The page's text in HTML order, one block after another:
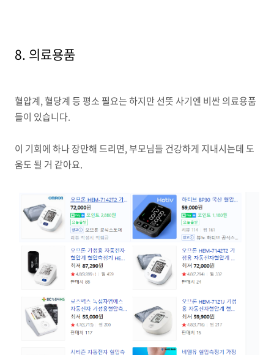
8. 의료용품
혈압계, 혈당계 등 평소 필요는 하지만 선뜻 사기엔 비싼 의료용품
들이 있습니다.
이 기회에 하나 장만해 드리면, 부모님들 건강하게 지내시는데 도
움도 될 거 같아요.